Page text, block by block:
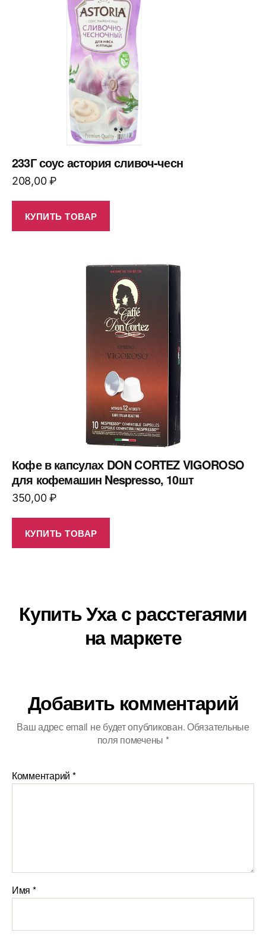
233Г соус астория сливоч-чесн
208,00₽
КУПИТЬ ТОВАР
Кофе в капсулах DON CORTEZ VIGOROSO
для кофемашин Nespresso, 10шт
350,00₽
КУПИТЬ ТОВАР
Купить Уха с расстегаями
на маркете
Добавить комментарий
Ваш адрес email не будет опубликован.Обязательные
поля помечены *
Комментарий *
Имя *